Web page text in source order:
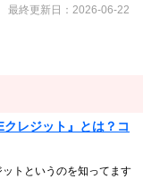
最終更新日：2026-06-22
レジット』とは？コ
トというのを知ってます